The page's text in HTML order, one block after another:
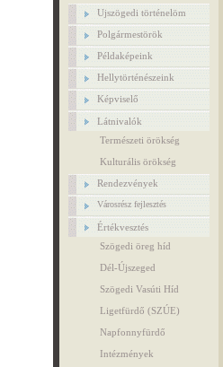
Ujszögedi történelöm
Polgármestörök
Példaképeink
Hellytörténészeink
Képviselő
Látnivalók
Természeti örökség
Kulturális örökség
Rendezvények
Városrész fejlesztés
Értékvesztés
Szögedi öreg híd
Dél-Újszeged
Szögedi Vasúti Híd
Ligetfürdő (SZÚE)
Napfonnyfürdő
Intézmények